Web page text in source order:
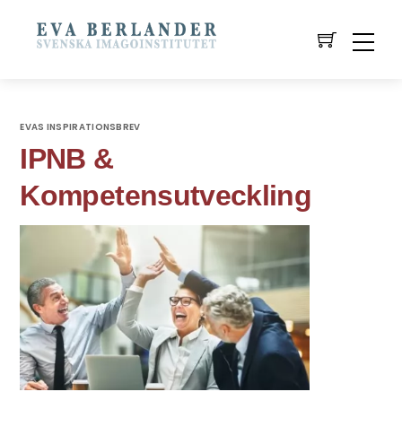
EVAS INSPIRATIONSBREV
IPNB &
Kompetensutveckling